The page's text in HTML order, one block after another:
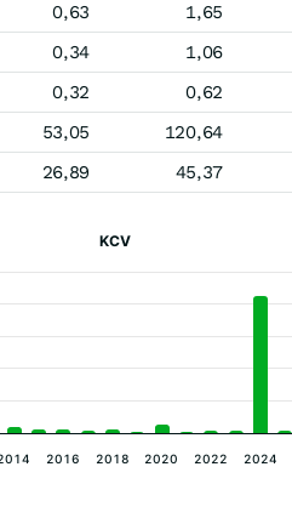
0,63 1,65
0,34 1,06
0,32 0,62
53,05 120,64
26,89 45,37
KCV
2016 2018 2020 2022 2024